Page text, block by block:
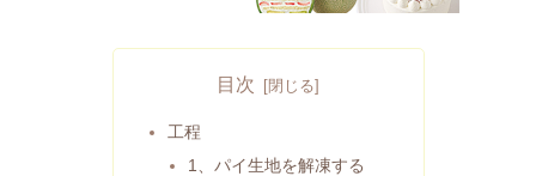
目次
工程
1、パイ生地を解凍する